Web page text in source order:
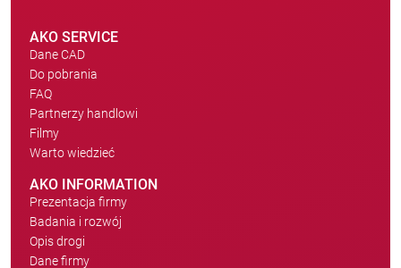
AKO SERVICE
Dane CAD
Do pobrania
FAQ
Partnerzy handlowi
Filmy
Warto wiedzieć
AKO INFORMATION
Prezentacja firmy
Badania i rozwój
Opis drogi
Dane firmy